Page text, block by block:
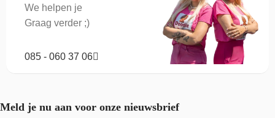
We helpen je
Graag verder ;)
085 - 060 37 06
Meld je nu aan voor onze nieuwsbrief